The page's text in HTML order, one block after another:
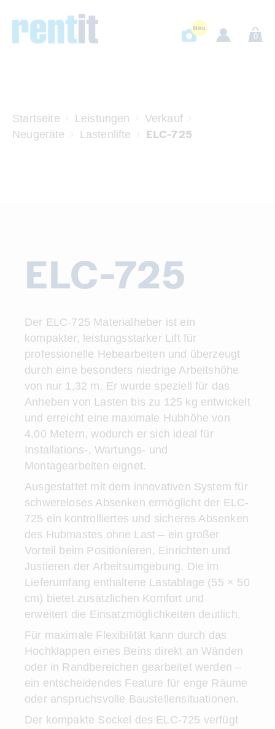
0
Startseite Leistungen
Verkauf
Neugeräte
Lastenlifte ELC-725
ELC-725
Der ELC-725 Materialheber ist ein
kompakter, leistungsstarker Lift für
professionelle Hebearbeiten und überzeugt
durch eine besonders niedrige Arbeitshöhe
von nur 1,32 m. Er wurde speziell für das
Anheben von Lasten bis zu 125 kg entwickelt
und erreicht eine maximale Hubhöhe von
4,00 Metern, wodurch er sich ideal für
Installations-, Wartungs- und
Montagearbeiten eignet.
Ausgestattet mit dem innovativen System für
schwereloses Absenken ermöglicht der ELC-
725 ein kontrolliertes und sicheres Absenken
des Hubmastes ohne Last – ein großer
Vorteil beim Positionieren, Einrichten und
Justieren der Arbeitsumgebung. Die im
Lieferumfang enthaltene Lastablage (55 × 50
cm) bietet zusätzlichen Komfort und
erweitert die Einsatzmöglichkeiten deutlich.
Für maximale Flexibilität kann durch das
Hochklappen eines Beins direkt an Wänden
oder in Randbereichen gearbeitet werden –
ein entscheidendes Feature für enge Räume
oder anspruchsvolle Baustellensituationen.
Der kompakte Sockel des ELC-725 verfügt